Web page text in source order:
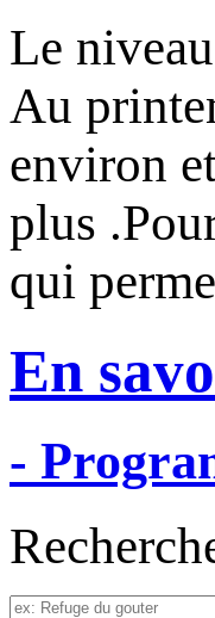
Le
Au
environ
plus
qui
En
-